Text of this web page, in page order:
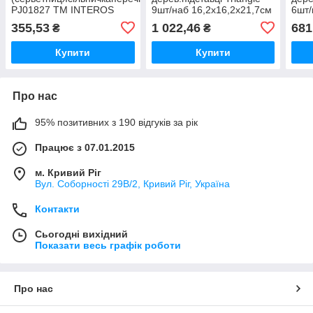
PJ01827 ТМ INTEROS
355,53 ₴
Купити
9шт/наб 16,2х16,2х21,7см
1 022,46₴
Купити
Про нас
95% позитивних з 190 відгуків за рік
Працює з 07.01.2015
м. Кривий Ріг
Вул. Соборності 29В/2, Кривий Ріг, Україна
Контакти
Сьогодні вихідний
Показати весь графік роботи
Про нас